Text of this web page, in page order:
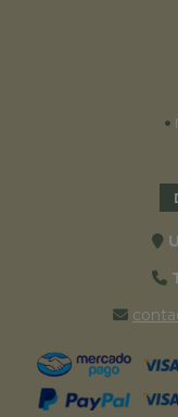
•